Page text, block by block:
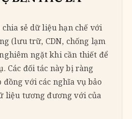
sẻ dữ liệu hạn chế với
(lưu trữ, CDN, chống lạm
ngặt khi cần thiết để
Các đối tác này bị ràng
đồng với các nghĩa vụ bảo
liệu tương đương với của